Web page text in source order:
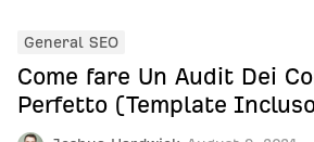
General SEO
Come fare Un Audit Dei
Perfetto (Template